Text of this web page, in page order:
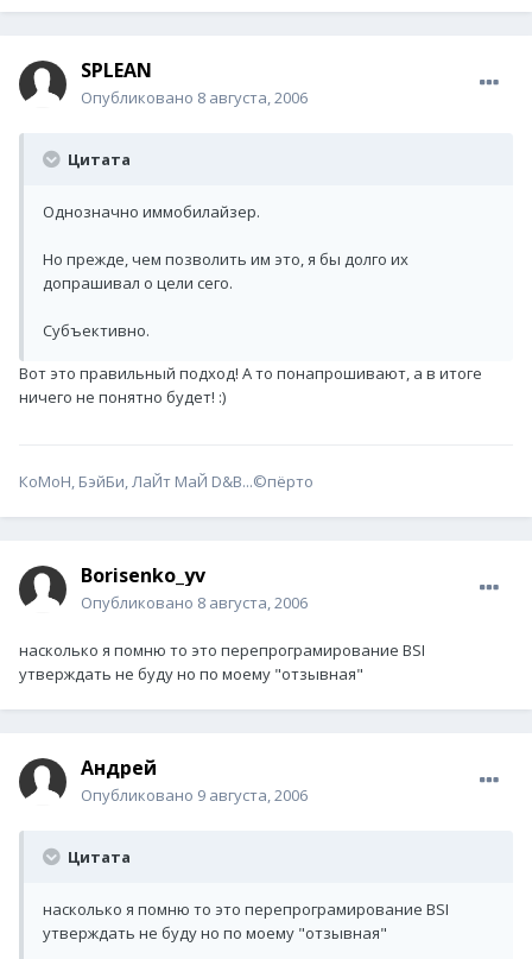
SPLEAN
Опубликовано 8 августа, 2006
Цитата
Однозначно иммобилайзер.
Но прежде, чем позволить им это, я бы долго их
допрашивал о цели сего.
Субъективно.
Вот это правильный подход! А то понапрошивают, а в итоге
ничего не понятно будет! :)
КоМоН, БэйБи, ЛаЙт МаЙ D&B...©пёрто
Borisenko_yv
Опубликовано 8 августа, 2006
насколько я помню то это перепрограмирование BSI
утверждать не буду но по моему "отзывная"
Андрей
Опубликовано 9 августа, 2006
Цитата
насколько я помню то это перепрограмирование BSI
утверждать не буду но по моему "отзывная"